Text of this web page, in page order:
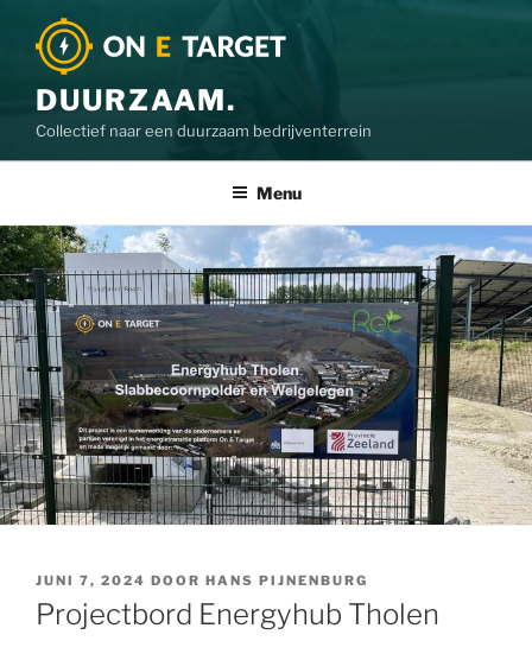
DUURZAAM.
Collectief naar een duurzaam bedrijventerrein
Menu
JUNI 7, 2024 DOOR HANS PIJNENBURG
Projectbord Energyhub Tholen